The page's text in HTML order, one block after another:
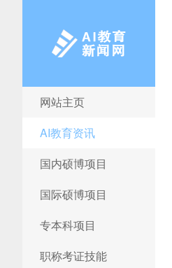
AI教育新闻网
网站主页
AI教育资讯
国内硕博项目
国际硕博项目
专本科项目
职称考证技能